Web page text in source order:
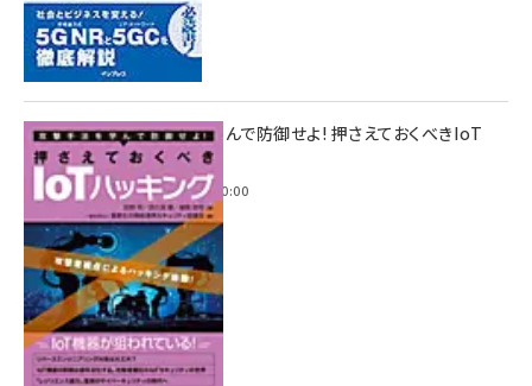
攻撃手法を学んで防御せよ! 押さえておくべきIoT
ハッキング
2022年6月14日 0:00